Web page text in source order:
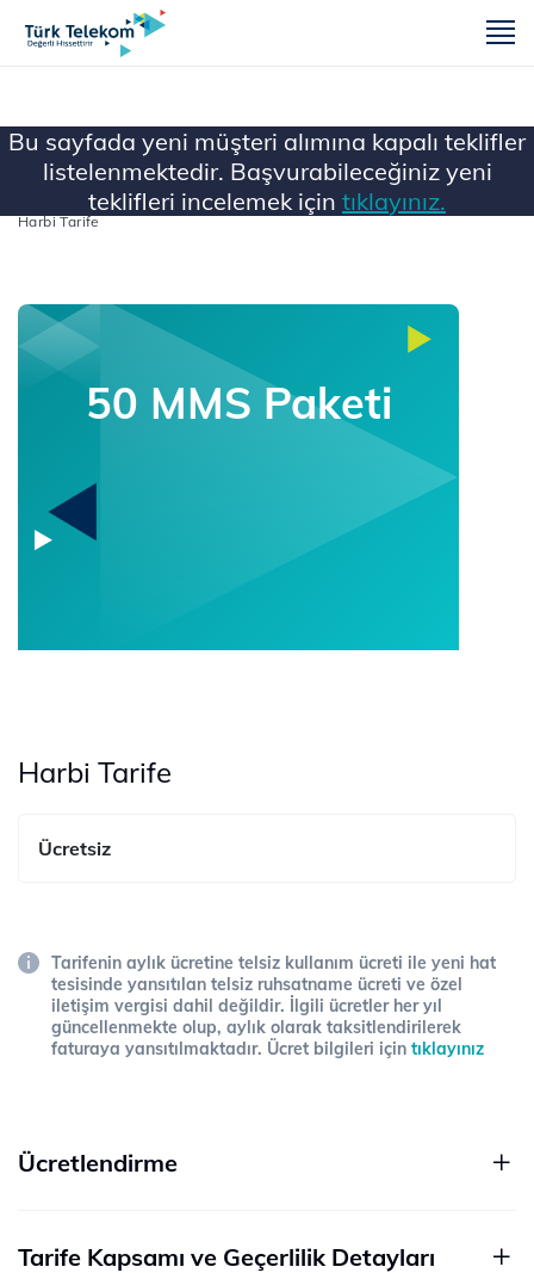
Bu sayfada yeni müşteri alımına kapalı teklifler
listelenmektedir. Başvurabileceğiniz yeni
teklifleri incelemek için tıklayınız.
Ana Sayfa Mobil
Müşteri Alımına Kapatılanlar
Harbi Tarife
50 MMS Paketi
Harbi Tarife
Ücretsiz
Tarifenin aylık ücretine telsiz kullanım ücreti ile yeni hat
tesisinde yansıtılan telsiz ruhsatname ücreti ve özel
iletişim vergisi dahil değildir. İlgili ücretler her yıl
güncellenmekte olup, aylık olarak taksitlendirilerek
faturaya yansıtılmaktadır. Ücret bilgileri için tıklayınız
Ücretlendirme
Tarife Kapsamı ve Geçerlilik Detayları